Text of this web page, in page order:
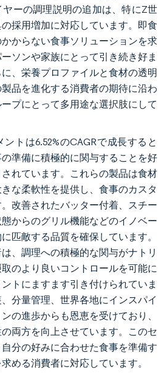
ーの調理説明の追加は、特にZ世
採用増加に対応しています。即食
からない食事ソリューションを求
ソンや家族にとって引き続き好ま
、栄養プロファイルと食材の透明
品を進化する消費者の期待に沿わ
プにとって多用途な選択肢にして
トは6.52%のCAGRで成長すると
準備に積極的に関与することを好
れています。これらの製品は食材
な柔軟性を提供し、食事のカスタ
改善されたバッター付着、スチー
からのグリル機能などのイノベー
匹敵する品質を確保しています。
、調理への積極的な関与がナトリ
のより良いコントロールを可能に
トにますます引き付けられていま
分量管理、世界各地にインスパイ
の進歩からも恩恵を受けており、
両方を向上させています。このセ
分の好みに合わせた食事を準備す
める消費者に対応しています。